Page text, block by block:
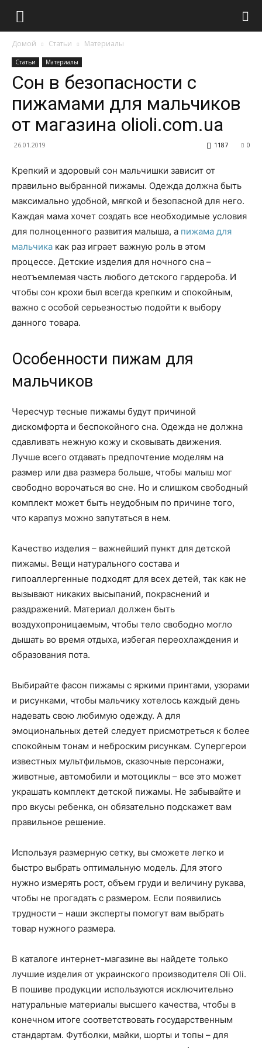
Домой Статьи Материалы
Статьи Материалы
Сон в безопасности с
пижамами для мальчиков
от магазина olioli.com.ua
26.01.2019 0
1187
Крепкий и здоровый сон мальчишки зависит от
правильно выбранной пижамы. Одежда должна быть
максимально удобной, мягкой и безопасной для него.
Каждая мама хочет создать все необходимые условия
для полноценного развития малыша, а пижама для
мальчика как раз играет важную роль в этом
процессе. Детские изделия для ночного сна –
неотъемлемая часть любого детского гардероба. И
чтобы сон крохи был всегда крепким и спокойным,
важно с особой серьезностью подойти к выбору
данного товара.
Особенности пижам для
мальчиков
Чересчур тесные пижамы будут причиной
дискомфорта и беспокойного сна. Одежда не должна
сдавливать нежную кожу и сковывать движения.
Лучше всего отдавать предпочтение моделям на
размер или два размера больше, чтобы малыш мог
свободно ворочаться во сне. Но и слишком свободный
комплект может быть неудобным по причине того,
что карапуз можно запутаться в нем.
Качество изделия – важнейший пункт для детской
пижамы. Вещи натурального состава и
гипоаллергенные подходят для всех детей, так как не
вызывают никаких высыпаний, покраснений и
раздражений. Материал должен быть
воздухопроницаемым, чтобы тело свободно могло
дышать во время отдыха, избегая переохлаждения и
образования пота.
Выбирайте фасон пижамы с яркими принтами, узорами
и рисунками, чтобы мальчику хотелось каждый день
надевать свою любимую одежду. А для
эмоциональных детей следует присмотреться к более
спокойным тонам и неброским рисункам. Супергерои
известных мультфильмов, сказочные персонажи,
животные, автомобили и мотоциклы – все это может
украшать комплект детской пижамы. Не забывайте и
про вкусы ребенка, он обязательно подскажет вам
правильное решение.
Используя размерную сетку, вы сможете легко и
быстро выбрать оптимальную модель. Для этого
нужно измерять рост, объем груди и величину рукава,
чтобы не прогадать с размером. Если появились
трудности – наши эксперты помогут вам выбрать
товар нужного размера.
В каталоге интернет-магазине вы найдете только
лучшие изделия от украинского производителя Oli Oli.
В пошиве продукции используются исключительно
натуральные материалы высшего качества, чтобы в
конечном итоге соответствовать государственным
стандартам. Футболки, майки, шорты и топы – для